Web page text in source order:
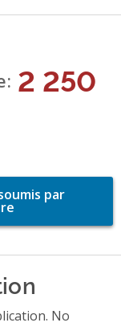
2 250
par
No